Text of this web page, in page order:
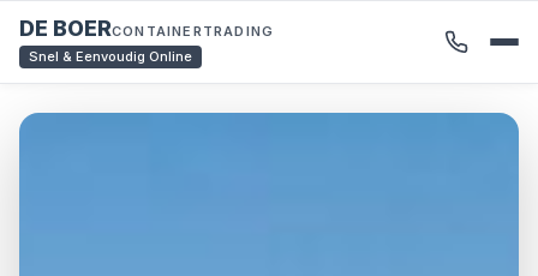
DE BOERCONTAINERTRADING
Snel & Eenvoudig Online